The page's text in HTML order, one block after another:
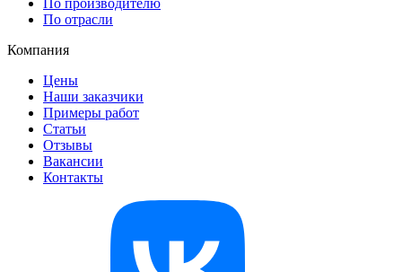
По отрасли
Компания
Цены
Наши заказчики
Примеры работ
Статьи
Отзывы
Вакансии
Контакты